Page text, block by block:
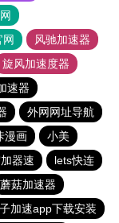
网
风驰加速器
旋风加速度器
速器
外网网址导航
漫画
小美
器速
lets快连
蘑菇加速器
加速app下载安装